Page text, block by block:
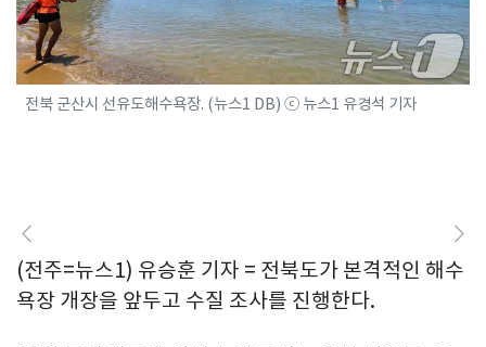
전북 군산시 선유도해수욕장. (뉴스1 DB) ⓒ 뉴스1 유경석 기자
(전주=뉴스1) 유승훈 기자 = 전북도가 본격적인 해수
욕장 개장을 앞두고 수질 조사를 진행한다.